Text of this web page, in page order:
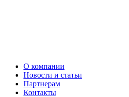
О компании
Новости и статьи
Партнерам
Контакты